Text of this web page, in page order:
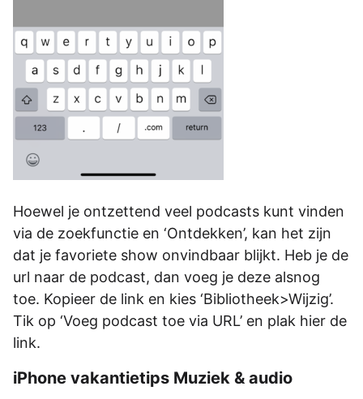
Hoewel je ontzettend veel podcasts kunt vinden
via de zoekfunctie en ‘Ontdekken’, kan het zijn
dat je favoriete show onvindbaar blijkt. Heb je de
url naar de podcast, dan voeg je deze alsnog
toe. Kopieer de link en kies ‘Bibliotheek>Wijzig’.
Tik op ‘Voeg podcast toe via URL’ en plak hier de
link.
iPhone vakantietips Muziek & audio